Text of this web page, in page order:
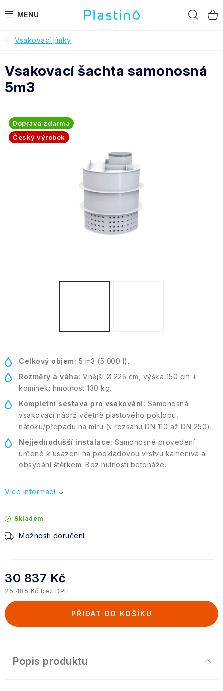
na
PRODUKTY
Reference a hodnocení
O nás
Realizace
Dotace Dešťovka
Vsakovací jímky
Celkový objem: 5 m3 (5 000 l).
Rozměry a váha: Vnější Ø 225 cm, výška 150 cm +
komínek; hmotnost 130 kg.
Kompletní sestava pro vsakování: Samonosná
vsakovací nádrž včetně plastového poklopu,
nátoku/přepadu na míru (v rozsahu DN 110 až DN 250).
Nejjednodušší instalace: Samonosné provedení
určené k usazení na podkladovou vrstvu kameniva a
obsypání štěrkem. Bez nutnosti betonáže.
Více informací
Skladem
Možnosti doručení
30 837 Kč
25 485 Kč bez DPH
Měrná cena:
PŘIDAT DO KOŠÍKU
Vsakovací šachta samonosná
5m3
Doprava zdarma
Český výrobek
Popis produktu